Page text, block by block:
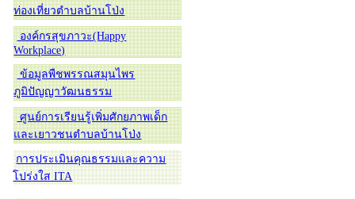
ท่องเที่ยวตำบลบ้านโป่ง
องค์กรสุขภาวะ(Happy
Workplace)
ข้อมูลพืชพรรณสมุนไพร
ภูมิปัญญาวัฒนธรรม
ศูนย์การเรียนรู้เพิ่มศักยภาพเด็ก
และเยาวชนตำบลบ้านโป่ง
การประเมินคุณธรรมและความ
โปร่งใส ITA